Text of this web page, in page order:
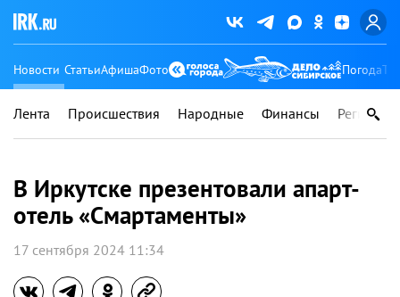
Новости СтатьиАфишаФото Погода
Лента Происшествия Народные Финансы Регионы
В Иркутске презентовали апарт-
отель «Смартаменты»
17 сентября 2024 11:34